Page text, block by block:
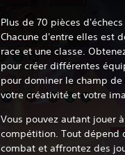
Plus de 70 pièces
Chacune d'entre elles est
race et une classe.
pour créer différentes
pour dominer le champ
votre créativité et votre
Vous pouvez autant jouer
compétition. Tout dépend
combat et affrontez des